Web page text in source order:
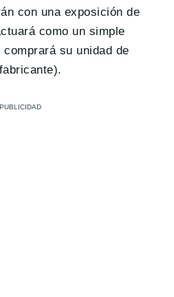
con una exposición de
como un simple
su unidad de